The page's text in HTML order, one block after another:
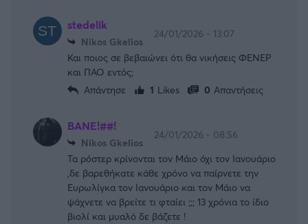
stedelik
Nikos Gkelios
24/01/2026 - 13:07
Και ποιος σε βεβαιώνει ότι θα νικήσεις ΦΕΝΕΡ
και ΠΑΟ εντός;
Απάντησε
1 Likes 0 Απαντήσεις
BANE!##!
Nikos Gkelios
24/01/2026 - 08:56
Τα ρόστερ κρίνονται τον Μάιο όχι τον Ιανουάριο
,δε βαρεθήκατε κάθε χρόνο να παίρνετε την
Ευρωλίγκα τον Ιανουάριο και τον Μάιο να
ψάχνετε να βρείτε τι φταίει ;;; 13 χρόνια το ίδιο
βιολί και μυαλό δε βάζετε !